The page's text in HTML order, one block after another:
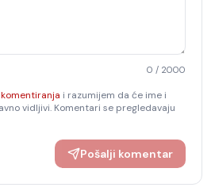
0 / 2000
i razumijem da će ime i
vidljivi. Komentari se pregledavaju
Pošalji komentar